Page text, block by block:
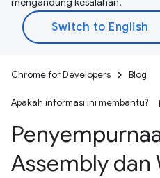
Chrome for Developers Blog
Apakah informasi ini membantu?
Assembly dan